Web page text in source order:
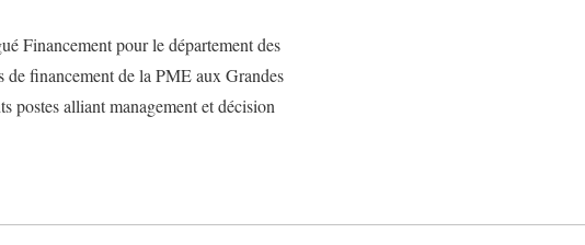
Financement pour le département des
de financement de la PME aux Grandes
postes alliant management et décision